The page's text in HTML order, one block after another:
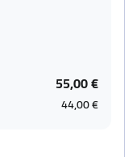
55,00 €
44,00 €